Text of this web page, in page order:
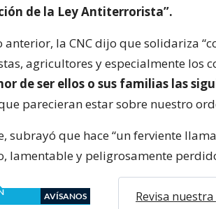
de la Ley Antiterrorista”.
anterior, la CNC dijo que solidariza
agricultores y especialmente los
de ser ellos o sus familias las
parecieran estar sobre nuestro
subrayó que hace “un ferviente
lamentable y peligrosamente
AVÍSANOS Revisa